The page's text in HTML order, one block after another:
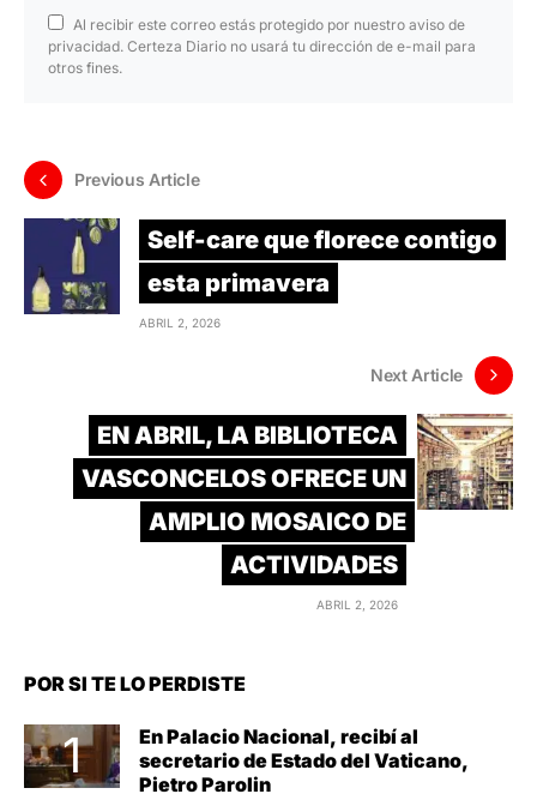
Al recibir este correo estás protegido por nuestro aviso de
privacidad. Certeza Diario no usará tu dirección de e-mail para
otros fines.
Previous Article
Self-care que florece contigo
esta primavera
ABRIL 2, 2026
Next Article
EN ABRIL, LA BIBLIOTECA
VASCONCELOS OFRECE UN
AMPLIO MOSAICO DE
ACTIVIDADES
ABRIL 2, 2026
POR SI TE LO PERDISTE
En Palacio Nacional, recibí al
secretario de Estado del Vaticano,
Pietro Parolin